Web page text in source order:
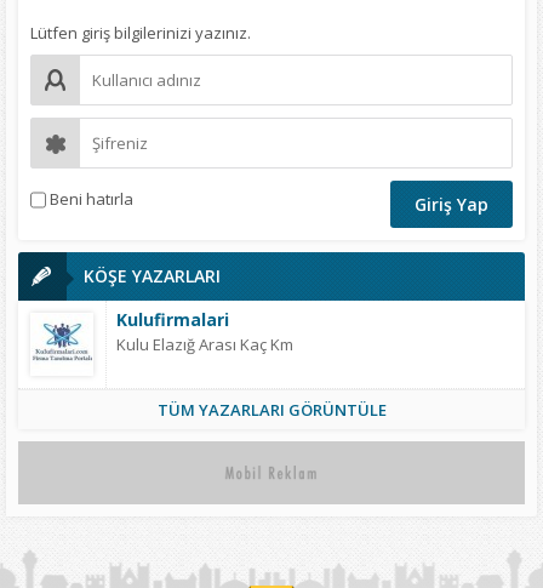
Lütfen giriş bilgilerinizi yazınız.
Beni hatırla
KÖŞE YAZARLARI
Kulufirmalari
Kulu Elazığ Arası Kaç Km
TÜM YAZARLARI GÖRÜNTÜLE